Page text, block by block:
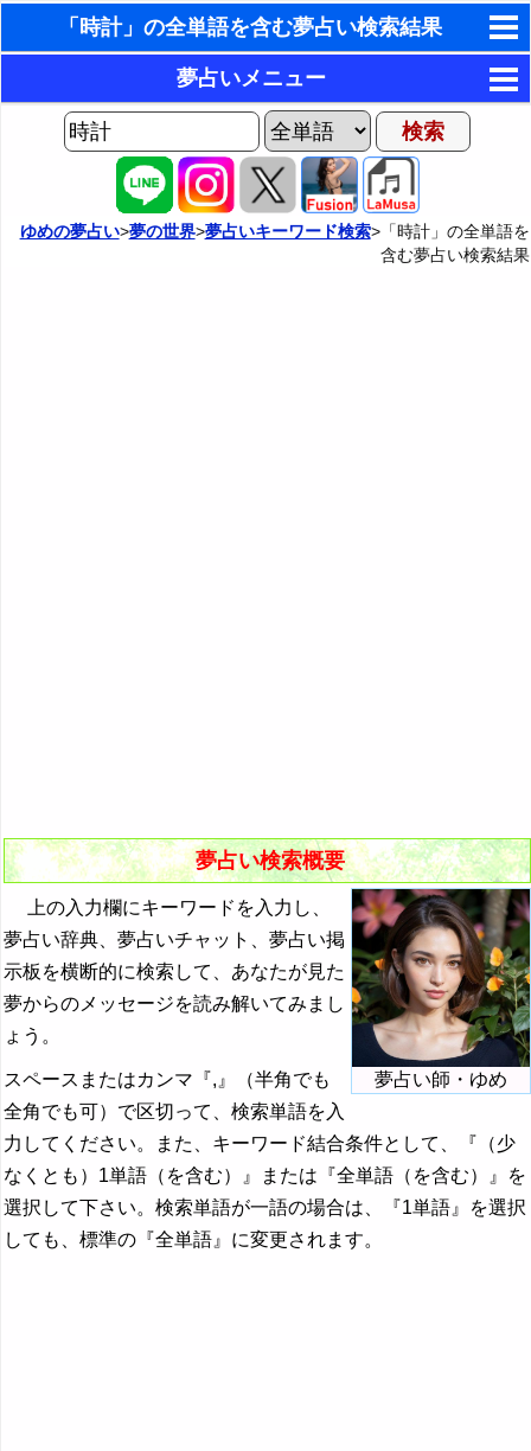
「時計」の全単語を含む夢占い検索結果
東洋・西洋占星術
ホラリー占星術
手相占いで未来診断
タロットカードで無料占い
夢占いメニュー
AIゆめの夢占いチャット
ヨセフの夢占い
夢占い掲示板
ゆめの夢占い>夢の世界>夢占いキーワード検索>「時計」の全単語を
含む夢占い検索結果
夢占い検索概要
夢占い師・ゆめ
上の入力欄にキーワードを入力し、
夢占い辞典、夢占いチャット、夢占い掲
示板を横断的に検索して、あなたが見た
夢からのメッセージを読み解いてみまし
ょう。
スペースまたはカンマ『,』（半角でも
全角でも可）で区切って、検索単語を入
力してください。また、キーワード結合条件として、『（少
なくとも）1単語（を含む）』または『全単語（を含む）』を
選択して下さい。検索単語が一語の場合は、『1単語』を選択
しても、標準の『全単語』に変更されます。